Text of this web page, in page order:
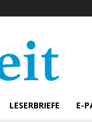
LESERBRIEFE E-